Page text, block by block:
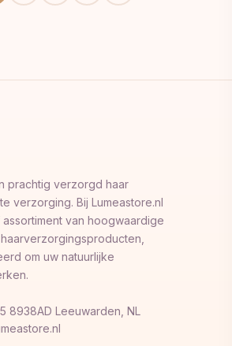
prachtig verzorgd haar
verzorging. Bij Lumeastore.nl
van hoogwaardige
om uw natuurlijke
8938AD Leeuwarden, NL